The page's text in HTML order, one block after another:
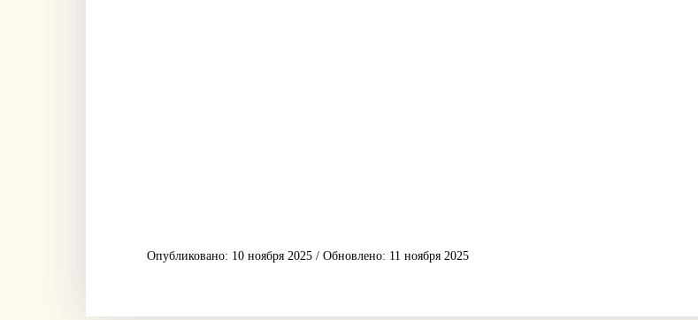
Опубликовано: 10 ноября 2025 / Обновлено: 11 ноября 2025